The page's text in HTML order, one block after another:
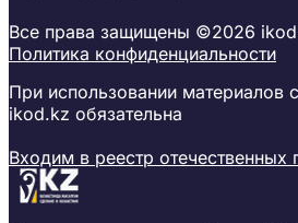
Все права защищены ©2026
Политика конфиденциальности
При использовании материалов
ikod.kz обязательна
Входим в реестр отечественных